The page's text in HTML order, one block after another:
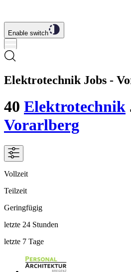
Enable switch
Elektrotechnik Jobs -
40 Elektrotechnik
Vorarlberg
Vollzeit
Teilzeit
Geringfügig
letzte 24 Stunden
letzte 7 Tage